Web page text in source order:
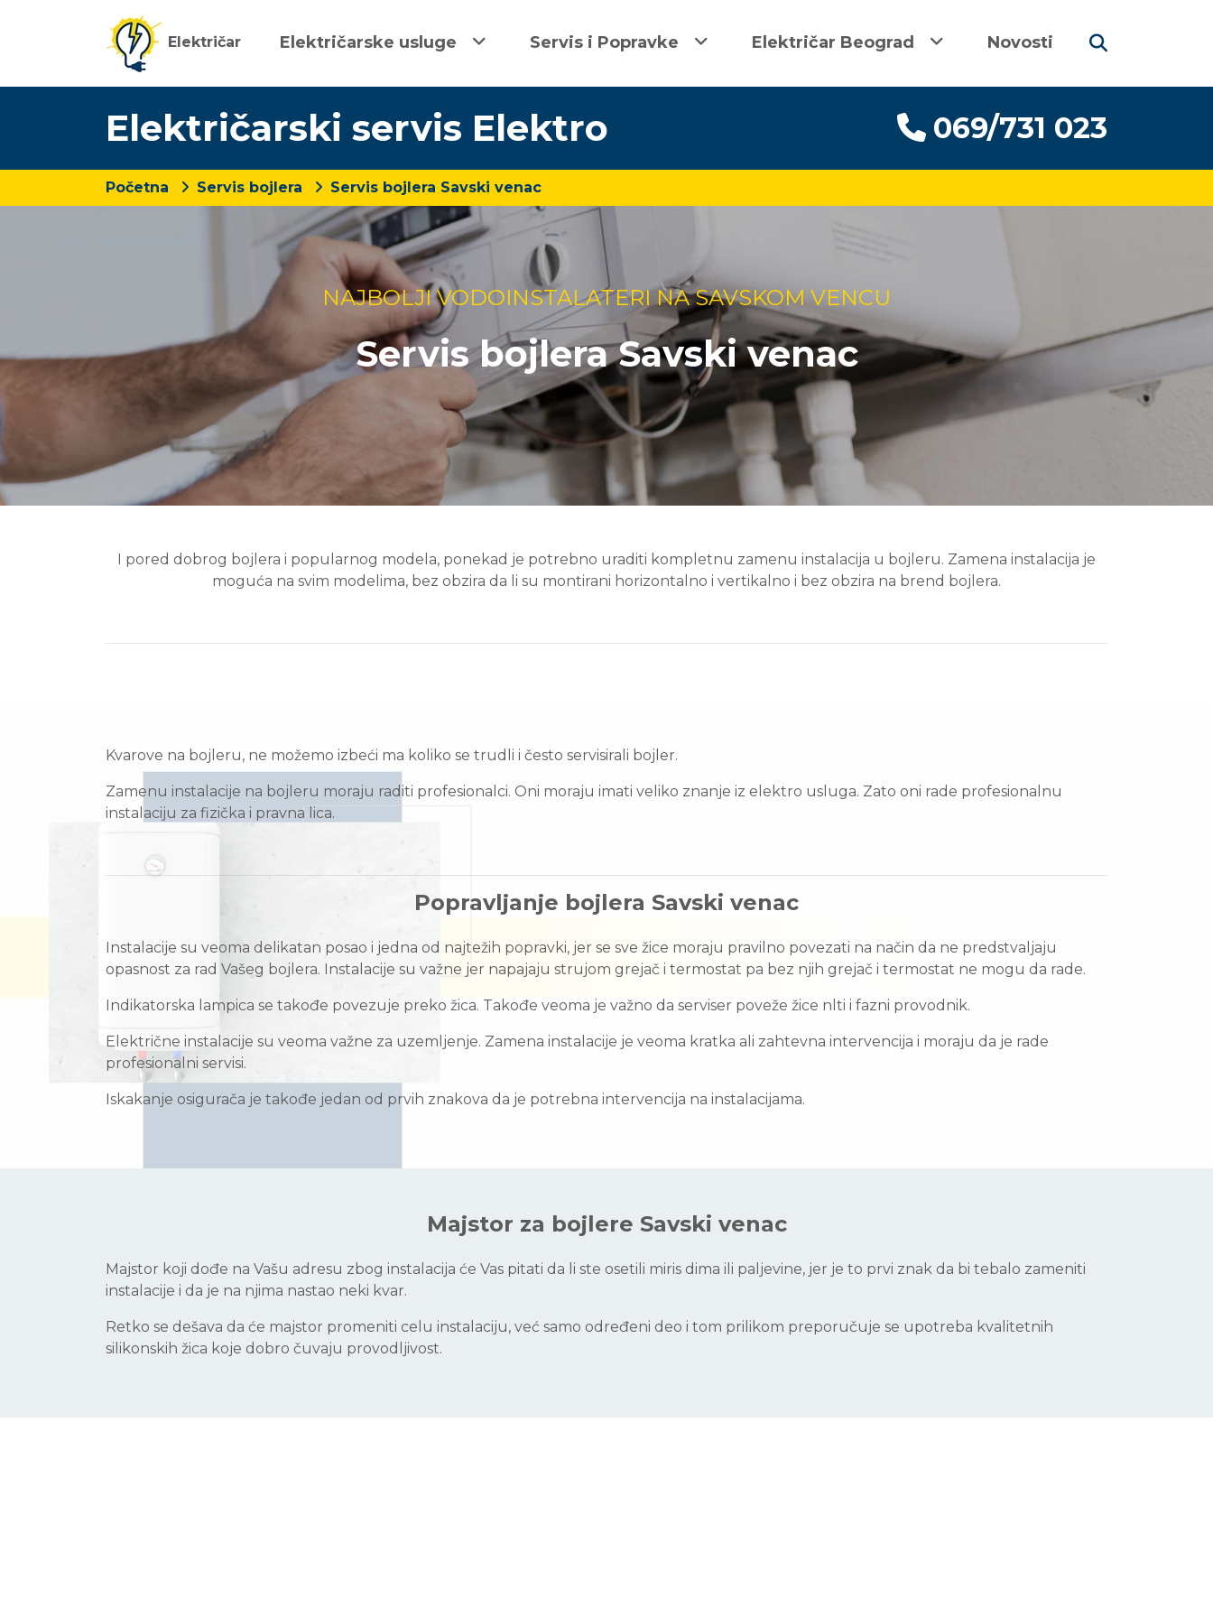
Električar Električarske usluge Servis i Popravke Električar Beograd Novosti
Električarski servis Elektro 069/731 023
Početna Servis bojlera Servis bojlera Savski venac
NAJBOLJI VODOINSTALATERI NA SAVSKOM VENCU
Servis bojlera Savski venac
I pored dobrog bojlera i popularnog modela, ponekad je potrebno uraditi kompletnu zamenu instalacija u bojleru. Zamena instalacija je
moguća na svim modelima, bez obzira da li su montirani horizontalno i vertikalno i bez obzira na brend bojlera.
Kvarove na bojleru, ne možemo izbeći ma koliko se trudli i često servisirali bojler.
Zamenu instalacije na bojleru moraju raditi profesionalci. Oni moraju imati veliko znanje iz elektro usluga. Zato oni rade profesionalnu
instalaciju za fizička i pravna lica.
Popravljanje bojlera Savski venac
Instalacije su veoma delikatan posao i jedna od najtežih popravki, jer se sve žice moraju pravilno povezati na način da ne predstvaljaju
opasnost za rad Vašeg bojlera. Instalacije su važne jer napajaju strujom grejač i termostat pa bez njih grejač i termostat ne mogu da rade.
Indikatorska lampica se takođe povezuje preko žica. Takođe veoma je važno da serviser poveže žice nlti i fazni provodnik.
Električne instalacije su veoma važne za uzemljenje. Zamena instalacije je veoma kratka ali zahtevna intervencija i moraju da je rade
profesionalni servisi.
Iskakanje osigurača je takođe jedan od prvih znakova da je potrebna intervencija na instalacijama.
Majstor za bojlere Savski venac
Majstor koji dođe na Vašu adresu zbog instalacija će Vas pitati da li ste osetili miris dima ili paljevine, jer je to prvi znak da bi tebalo zameniti
instalacije i da je na njima nastao neki kvar.
Retko se dešava da će majstor promeniti celu instalaciju, već samo određeni deo i tom prilikom preporučuje se upotreba kvalitetnih
silikonskih žica koje dobro čuvaju provodljivost.